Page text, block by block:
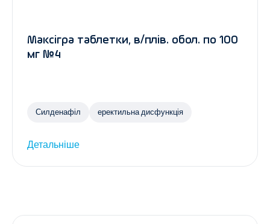
Максігра таблетки, в/плів. обол. по 100
мг №4
Силденафіл еректильна дисфункція
Детальніше